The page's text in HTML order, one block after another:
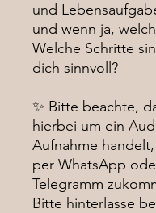
und
und wenn ja,
Welche Schritte
dich sinnvoll?
✨ Bitte beachte,
hierbei um ein
Aufnahme
per WhatsApp
Telegramm
Bitte hinterlasse